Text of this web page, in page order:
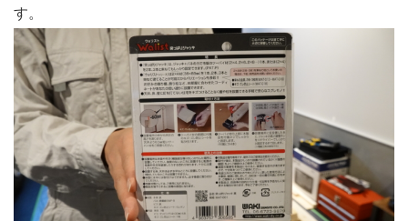
す。